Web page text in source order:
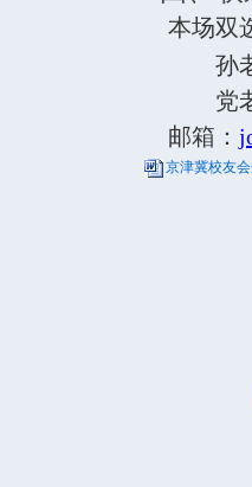
本场双
孙老师
党老师
邮箱：
京津冀校友